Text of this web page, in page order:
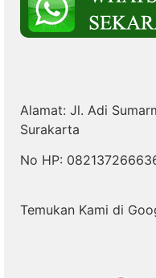
Alamat: Jl. Adi
Surakarta
No HP:
Temukan Kami di